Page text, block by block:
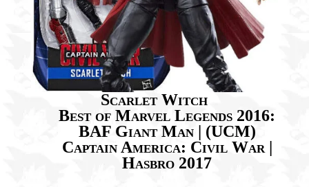
Scarlet Witch
Best of Marvel Legends 2016:
BAF Giant Man | (UCM)
Captain America: Civil War |
Hasbro 2017